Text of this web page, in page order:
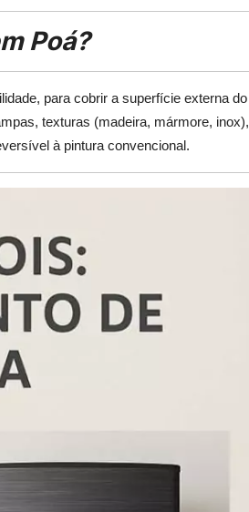
Poá?
para cobrir a superfície externa do
texturas (madeira, mármore, inox),
à pintura convencional.